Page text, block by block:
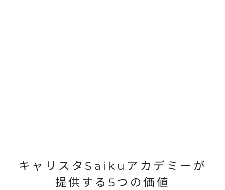
キャリスタSaikuアカデミーが
提供する 5つの価値